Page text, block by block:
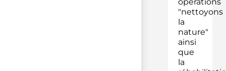
"nettoyons
la
nature"
ainsi
que
la